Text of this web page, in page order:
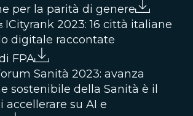
per la parità di genere
ICityrank 2023: 16 città italiane
digitale raccontate
FPA
Sanità 2023: avanza
sostenibile della Sanità è il
su AI e